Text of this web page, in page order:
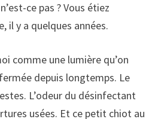
ce pas ? Vous étiez
il y a quelques années.
comme une lumière qu’on
depuis longtemps. Le
L’odeur du désinfectant
usées. Et ce petit chiot au